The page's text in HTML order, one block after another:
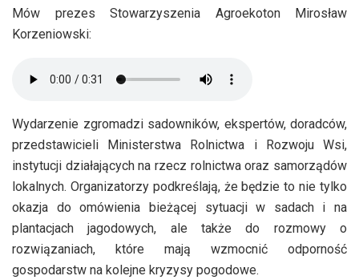
Mów prezes Stowarzyszenia Agroekoton Mirosław
Korzeniowski:
Wydarzenie zgromadzi sadowników, ekspertów, doradców,
przedstawicieli Ministerstwa Rolnictwa i Rozwoju Wsi,
instytucji działających na rzecz rolnictwa oraz samorządów
lokalnych. Organizatorzy podkreślają, że będzie to nie tylko
okazja do omówienia bieżącej sytuacji w sadach i na
plantacjach jagodowych, ale także do rozmowy o
rozwiązaniach, które mają wzmocnić odporność
gospodarstw na kolejne kryzysy pogodowe.